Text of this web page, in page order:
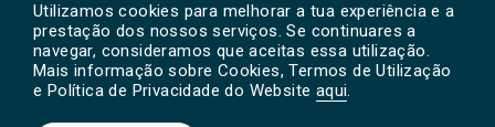
Utilizamos cookies para melhorar a tua experiência e a
prestação dos nossos serviços. Se continuares a
navegar, consideramos que aceitas essa utilização.
Mais informação sobre Cookies, Termos de Utilização
e Política de Privacidade do Website aqui.